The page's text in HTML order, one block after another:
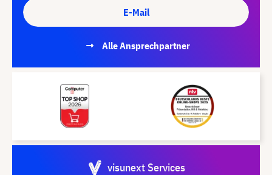
E-Mail
Alle Ansprechpartner
visunext Services